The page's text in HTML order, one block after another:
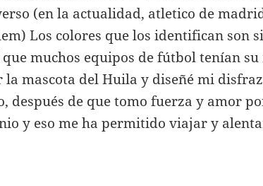
(en la actualidad, atletico de
Los colores que los identifican son
muchos equipos de fútbol tenían
la mascota del Huila y diseñé mi
después de que tomo fuerza y amor
y eso me ha permitido viajar y